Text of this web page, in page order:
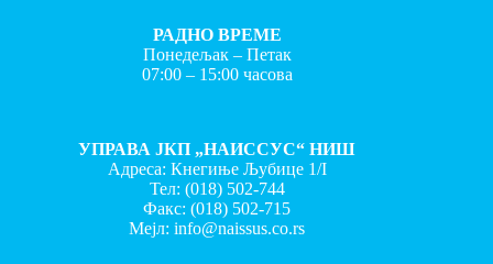
РАДНО ВРЕМЕ
Понедељак – Петак
07:00 – 15:00 часова
УПРАВА ЈКП „НАИССУС“ НИШ
Адреса: Кнегиње Љубице 1/I
Тел: (018) 502-744
Факс:(018) 502-715
Мејл:info@naissus.co.rs